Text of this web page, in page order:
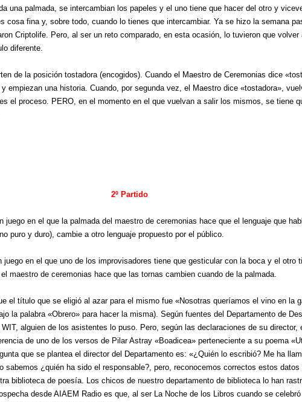
una palmada, se intercambian los papeles y el uno tiene que hacer del otro y
cosa fina y, sobre todo, cuando lo tienes que intercambiar. Ya se hizo la semana
Criptolife. Pero, al ser un reto comparado, en esta ocasión, lo tuvieron que volver
diferente.
de la posición tostadora (encogidos). Cuando el Maestro de Ceremonias dice
y empiezan una historia. Cuando, por segunda vez, el Maestro dice «tostadora»,
el proceso. PERO, en el momento en el que vuelvan a salir los mismos, se tiene
2º Partido
juego en el que la palmada del maestro de ceremonias hace que el lenguaje que
puro y duro), cambie a otro lenguaje propuesto por el público.
juego en el que uno de los improvisadores tiene que gesticular con la boca y el otro
maestro de ceremonias hace que las tornas cambien cuando de la palmada.
el título que se eligió al azar para el mismo fue «Nosotras queríamos el vino en la
la palabra «Obrero» para hacer la misma). Según fuentes del Departamento de
alguien de los asistentes lo puso. Pero, según las declaraciones de su director,
de uno de los versos de Pilar Astray «Boadicea» perteneciente a su poema
que se plantea el director del Departamento es: «¿Quién lo escribió? Me ha
sabemos ¿quién ha sido el responsable?, pero, reconocemos correctos estos datos
biblioteca de poesía. Los chicos de nuestro departamento de biblioteca lo han
desde AIAEM Radio es que, al ser La Noche de los Libros cuando se